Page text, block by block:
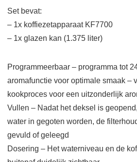
Set bevat:
– 1x koffiezetapparaat KF7700
– 1x glazen kan (1.375 liter)
Programmeerbaar – programma tot
aromafunctie voor optimale smaak –
kookproces voor een uitzonderlijk
Vullen – Nadat het deksel is
water in gegoten worden, de
gevuld of geleegd
Dosering – Het waterniveau en de